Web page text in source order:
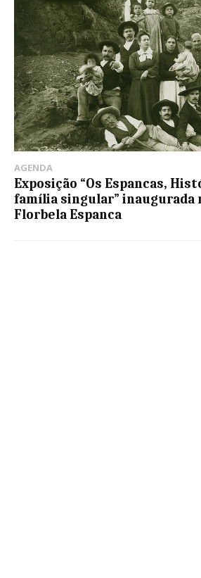
AGENDA
Exposição “Os Espancas,
família singular” inaugurada
Florbela Espanca